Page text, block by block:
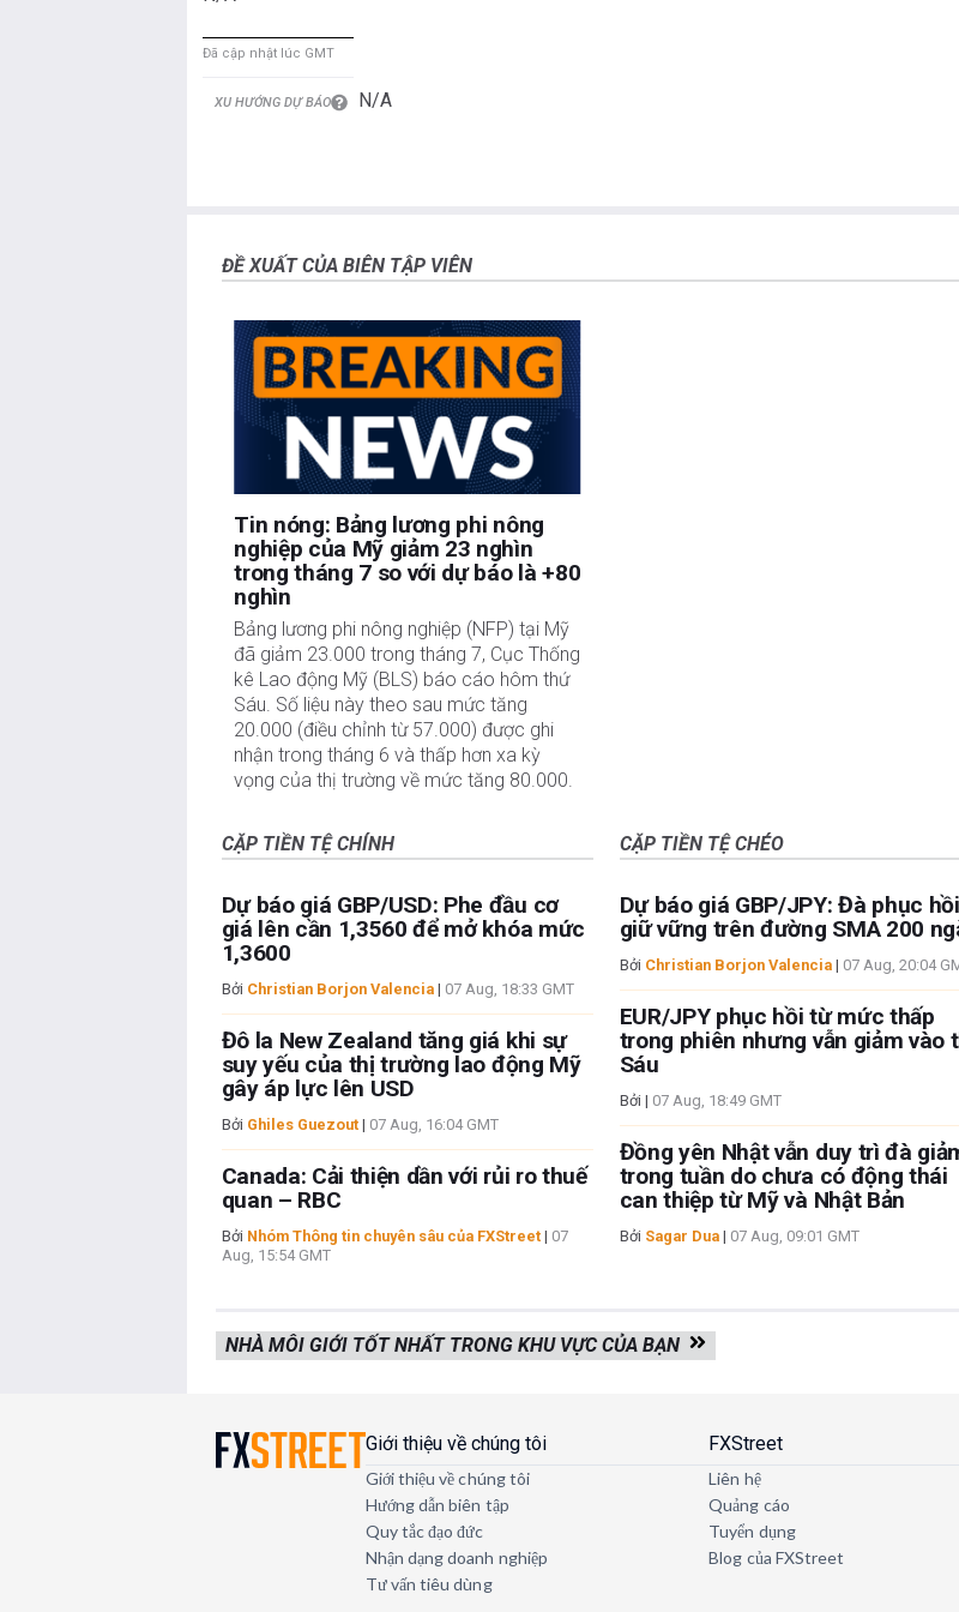
Đã cập nhật lúc GMT
XU HƯỚNG DỰ BÁO N/A
ĐỀ XUẤT CỦA BIÊN TẬP VIÊN
Tin nóng: Bảng lương phi nông
nghiệp của Mỹ giảm 23 nghìn
trong tháng 7 so với dự báo là +80
nghìn
Bảng lương phi nông nghiệp (NFP) tại Mỹ
đã giảm 23.000 trong tháng 7, Cục Thống
kê Lao động Mỹ (BLS) báo cáo hôm thứ
Sáu. Số liệu này theo sau mức tăng
20.000 (điều chỉnh từ 57.000) được ghi
nhận trong tháng 6 và thấp hơn xa kỳ
vọng của thị trường về mức tăng 80.000.
CẶP TIỀN TỆ CHÍNH
Dự báo giá GBP/USD: Phe đầu cơ
giá lên cần 1,3560 để mở khóa mức
1,3600
Bởi Christian Borjon Valencia| 07 Aug, 18:33 GMT
Đô la New Zealand tăng giá khi sự
suy yếu của thị trường lao động Mỹ
gây áp lực lên USD
Bởi Ghiles Guezout| 07 Aug, 16:04 GMT
Canada: Cải thiện dần với rủi ro thuế
quan – RBC
Bởi Nhóm Thông tin chuyên sâu của FXStreet| 07
Aug, 15:54 GMT
CẶP TIỀN TỆ CHÉO
Dự báo giá GBP/JPY: Đà phục hồi
giữ vững trên đường SMA 200
Bởi Christian Borjon Valencia| 07 Aug, 20:04
EUR/JPY phục hồi từ mức thấp
trong phiên nhưng vẫn giảm vào
Sáu
Bởi | 07 Aug, 18:49 GMT
Đồng yên Nhật vẫn duy trì đà
trong tuần do chưa có động thái
can thiệp từ Mỹ và Nhật Bản
Bởi Sagar Dua| 07 Aug, 09:01 GMT
NHÀ MÔI GIỚI TỐT NHẤT TRONG KHU VỰC CỦA BẠN
Giới thiệu về chúng tôi
Giới thiệu về chúng tôi
Hướng dẫn biên tập
Quy tắc đạo đức
Nhận dạng doanh nghiệp
Tư vấn tiêu dùng
FXStreet
Liên hệ
Quảng cáo
Tuyển dụng
Blog của FXStreet